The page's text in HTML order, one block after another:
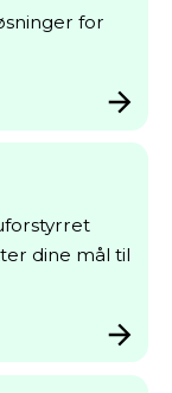
for
dine mål til